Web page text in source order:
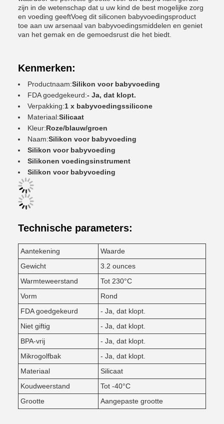
zijn in de wetenschap dat u uw kind de best mogelijke zorg
en voeding geeftVoeg dit siliconen babyvoedingsproduct
toe aan uw arsenaal van babyvoedingsmiddelen en geniet
van het gemak en de gemoedsrust die het biedt.
Kenmerken:
Productnaam:Silikon voor babyvoeding
FDA goedgekeurd:- Ja, dat klopt.
Verpakking:1 x babyvoedingssilicone
Materiaal:Silicaat
Kleur:Roze/blauw/groen
Naam:Silikon voor babyvoeding
Silikon voor babyvoeding
Silikonen voedingsinstrument
Silikon voor babyvoeding
Technische parameters:
Aantekening
Waarde
Gewicht
3.2 ounces
Warmteweerstand
Tot 230°C
Vorm
Rond
FDA goedgekeurd
- Ja, dat klopt.
Niet giftig
- Ja, dat klopt.
BPA-vrij
- Ja, dat klopt.
Mikrogolfbak
- Ja, dat klopt.
Materiaal
Silicaat
Koudweerstand
Tot -40°C
Grootte
Aangepaste grootte